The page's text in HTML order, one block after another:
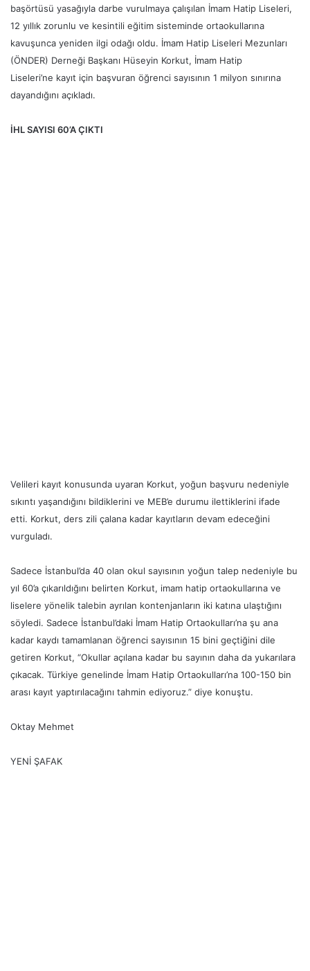
başörtüsü yasağıyla darbe vurulmaya çalışılan İmam Hatip Liseleri,
12 yıllık zorunlu ve kesintili eğitim sisteminde ortaokullarına
kavuşunca yeniden ilgi odağı oldu. İmam Hatip Liseleri Mezunları
(ÖNDER) Derneği Başkanı Hüseyin Korkut, İmam Hatip
Liseleri’ne kayıt için başvuran öğrenci sayısının 1 milyon sınırına
dayandığını açıkladı.
İHL SAYISI 60’A ÇIKTI
Velileri kayıt konusunda uyaran Korkut, yoğun başvuru nedeniyle
sıkıntı yaşandığını bildiklerini ve MEB’e durumu ilettiklerini ifade
etti. Korkut, ders zili çalana kadar kayıtların devam edeceğini
vurguladı.
Sadece İstanbul’da 40 olan okul sayısının yoğun talep nedeniyle bu
yıl 60’a çıkarıldığını belirten Korkut, imam hatip ortaokullarına ve
liselere yönelik talebin ayrılan kontenjanların iki katına ulaştığını
söyledi. Sadece İstanbul’daki İmam Hatip Ortaokulları’na şu ana
kadar kaydı tamamlanan öğrenci sayısının 15 bini geçtiğini dile
getiren Korkut, “Okullar açılana kadar bu sayının daha da yukarılara
çıkacak. Türkiye genelinde İmam Hatip Ortaokulları’na 100-150 bin
arası kayıt yaptırılacağını tahmin ediyoruz.” diye konuştu.
Oktay Mehmet
YENİ ŞAFAK